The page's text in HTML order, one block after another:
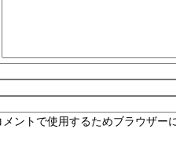
メントで使用するためブラウザー